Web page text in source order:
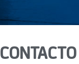
CONTACTO